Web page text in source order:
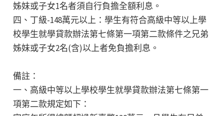
姊妹或子女1名者須自行負擔全額利息。
四、丁級-148萬元以上：學生有符合高級中等以上學
校學生就學貸款辦法第七條第一項第二款條件之兄弟
姊妹或子女2名(含)以上者免負擔利息。
備註：
一、高級中等以上學校學生就學貸款辦法第七條第一
項第二款規定如下：